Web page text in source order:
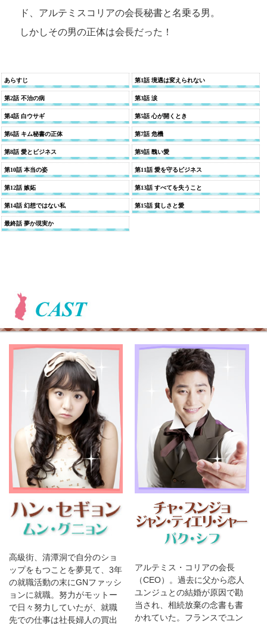
ド、アルテミスコリアの会長秘書と名乗る男。
しかしその男の正体は会長だった！
あらすじ 第1話 境遇は変えられない
第2話 不治の病 第3話 涙
第4話 白ウサギ 第5話 心が開くとき
第6話 キム秘書の正体 第7話 危機
第8話 愛とビジネス 第9話 醜い愛
第10話 本当の姿 第11話 愛を守るビジネス
第12話 嫉妬 第13話 すべてを失うこと
第14話 幻想ではない私 第15話 貧しさと愛
最終話 夢か現実か
高級街、清潭洞で自分のショ
ップをもつことを夢見て、3年
の就職活動の末にGNファッシ
ョンに就職。努力がモットー
で日々努力していたが、就職
先での仕事は社長婦人の買出
アルテミス・コリアの会長
（CEO）。過去に父から恋人
ユンジュとの結婚が原因で勘
当され、相続放棄の念書も書
かれていた。フランスでユン